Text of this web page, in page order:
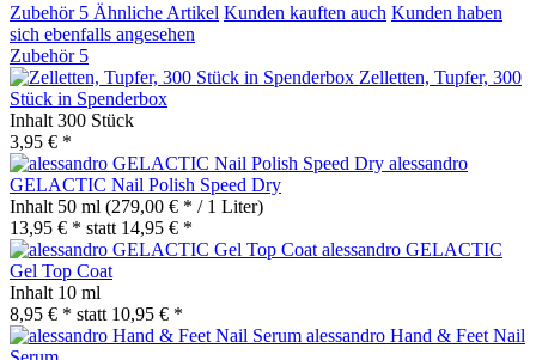
Zubehör 5 Ähnliche Artikel Kunden kauften auch Kunden haben
sich ebenfalls angesehen
Zubehör 5
Zelletten, Tupfer, 300
Stück in Spenderbox
Inhalt 300 Stück
3,95 € *
alessandro
GELACTIC Nail Polish Speed Dry
Inhalt 50 ml (279,00 € * / 1 Liter)
13,95 € * statt 14,95 € *
alessandro GELACTIC
Gel Top Coat
Inhalt 10 ml
8,95 € * statt 10,95 € *
alessandro Hand & Feet Nail